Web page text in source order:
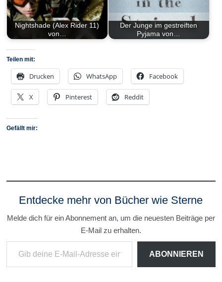
Nightshade (Alex Rider 11)
von…
Der Junge im gestreiften
Pyjama von…
Teilen mit:
Drucken WhatsApp Facebook
X Pinterest Reddit
Gefällt mir:
Entdecke mehr von Bücher wie Sterne
Melde dich für ein Abonnement an, um die neuesten Beiträge per
E-Mail zu erhalten.
Gib deine E-Mail-Adresse ein ...
ABONNIEREN